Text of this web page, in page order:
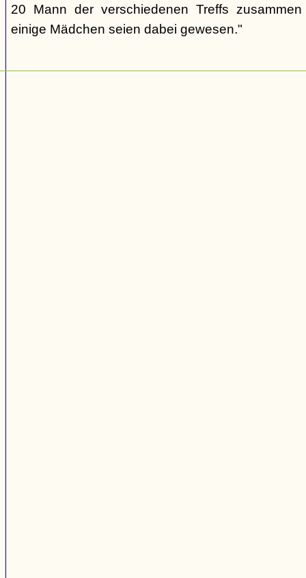
20 Mann der verschiedenen Treffs
einige Mädchen seien dabei gewesen."